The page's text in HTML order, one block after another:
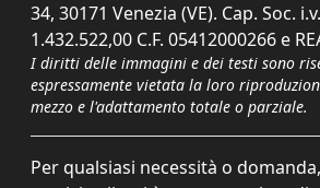
34, 30171 Venezia (VE). Cap. Soc.
1.432.522,00 C.F. 05412000266 e
I diritti delle immagini e dei testi sono
espressamente vietata la loro
mezzo e l'adattamento totale o parziale.
Per qualsiasi necessità o